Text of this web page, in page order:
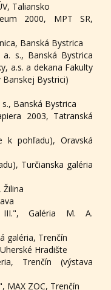
Taliansko
2000, MPT SR,
Banská Bystrica
s., Banská Bystrica
a.s. a dekana Fakulty
Bystrici)
Banská Bystrica
2003, Tatranská
k pohľadu), Oravská
Turčianska galéria
Galéria M. A.
galéria, Trenčín
Hradište
Trenčín (výstava
MAX ZOC, Trenčín